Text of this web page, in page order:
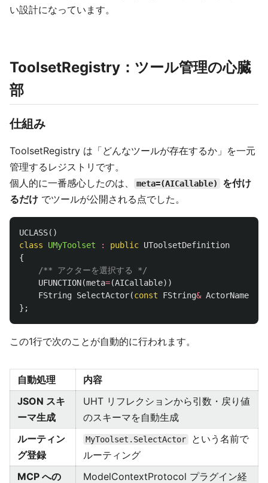
い設計になっています。
ToolsetRegistry：ツール管理の心臓
部
仕組み
ToolsetRegistry は「どんなツールが存在するか」を一元
管理するレジストリです。
個人的に一番感心したのは、
meta=(AICallable)
を付け
るだけ でツールが公開される点でした。
UCLASS()
class
UMyToolset : public UToolsetDefinition
{
/** アクターを選択する */
UFUNCTION(meta=(AICallable))
FString SelectActor(const FString& ActorName
};
この1行で次のことが自動的に行われます。
自動処理
内容
JSON スキ
ーマ生成
UHT リフレクションから引数・戻り値
のスキーマを自動生成
ルーティン
グ登録
MyToolset.SelectActor
という名前で
ルーティング
MCP への
ModelContextProtocol プラグイン経